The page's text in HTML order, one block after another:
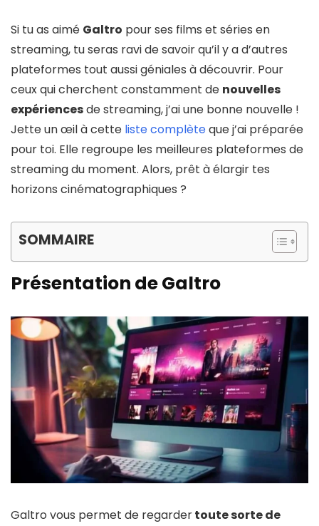
Si tu as aimé Galtro pour ses films et séries en
streaming, tu seras ravi de savoir qu’il y a d’autres
plateformes tout aussi géniales à découvrir. Pour
ceux qui cherchent constamment de nouvelles
expériencesde streaming, j’ai une bonne nouvelle !
Jette un œil à cette liste complèteque j’ai préparée
pour toi. Elle regroupe les meilleures plateformes de
streaming du moment. Alors, prêt à élargir tes
horizons cinématographiques ?
SOMMAIRE
Présentation de Galtro
Galtro vous permet de regardertoute sorte de